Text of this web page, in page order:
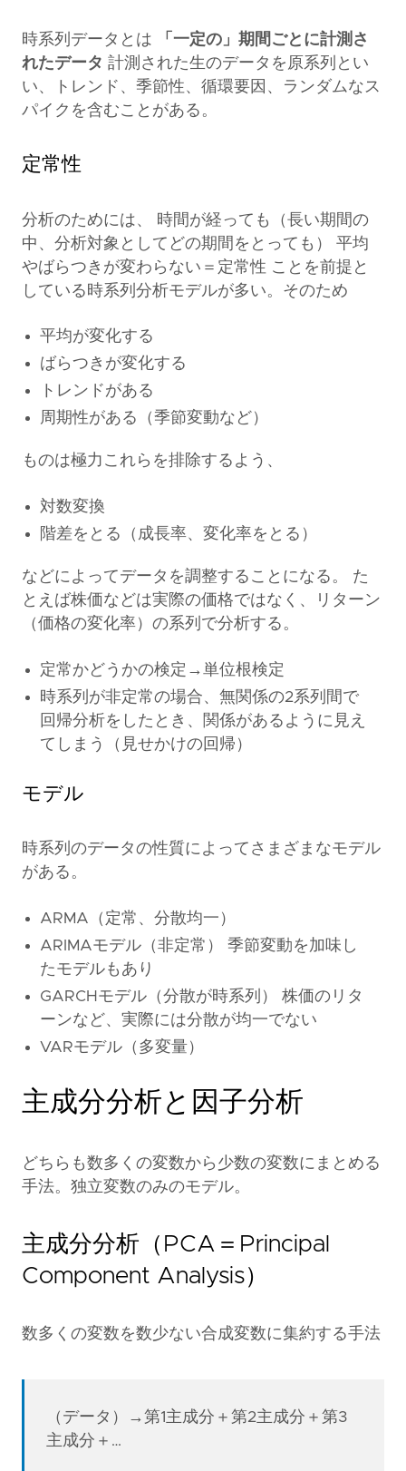
時系列データとは
「一定の」期間ごとに計測さ
れたデータ 計測された生のデータを原系列とい
い、トレンド、季節性、循環要因、ランダムなス
パイクを含むことがある。
定常性
分析のためには、 時間が経っても（長い期間の
中、分析対象としてどの期間をとっても） 平均
やばらつきが変わらない＝定常性 ことを前提と
している時系列分析モデルが多い。そのため
平均が変化する
ばらつきが変化する
トレンドがある
周期性がある（季節変動など）
ものは極力これらを排除するよう、
対数変換
階差をとる（成長率、変化率をとる）
などによってデータを調整することになる。 た
とえば株価などは実際の価格ではなく、リターン
（価格の変化率）の系列で分析する。
定常かどうかの検定→単位根検定
時系列が非定常の場合、無関係の2系列間で
回帰分析をしたとき、関係があるように見え
てしまう（見せかけの回帰）
モデル
時系列のデータの性質によってさまざまなモデル
がある。
ARMA（定常、分散均一）
ARIMAモデル（非定常） 季節変動を加味し
たモデルもあり
GARCHモデル（分散が時系列） 株価のリタ
ーンなど、実際には分散が均一でない
VARモデル（多変量）
主成分分析と因子分析
どちらも数多くの変数から少数の変数にまとめる
手法。独立変数のみのモデル。
主成分分析（PCA＝Principal
Component Analysis）
数多くの変数を数少ない合成変数に集約する手法
（データ）→第1主成分＋第2主成分＋第3
主成分＋…